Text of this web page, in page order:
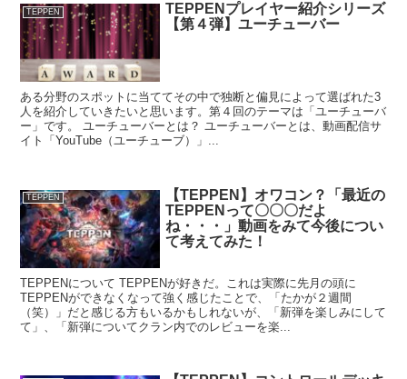
TEPPEN
TEPPENプレイヤー紹介シリーズ
【第４弾】ユーチューバー
ある分野のスポットに当ててその中で独断と偏見によって選ばれた3
人を紹介していきたいと思います。第４回のテーマは「ユーチューバ
ー」です。 ユーチューバーとは？ ユーチューバーとは、動画配信サ
イト「YouTube（ユーチューブ）」...
TEPPEN
【TEPPEN】オワコン？「最近の
TEPPENって〇〇〇だよ
ね・・・」動画をみて今後につい
て考えてみた！
TEPPENについて TEPPENが好きだ。これは実際に先月の頭に
TEPPENができなくなって強く感じたことで、「たかが２週間
（笑）」だと感じる方もいるかもしれないが、「新弾を楽しみにして
て」、「新弾についてクラン内でのレビューを楽...